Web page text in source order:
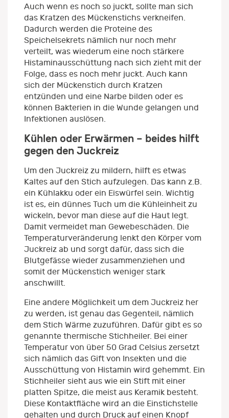
Auch wenn es noch so juckt, sollte man sich
das Kratzen des Mückenstichs verkneifen.
Dadurch werden die Proteine des
Speichelsekrets nämlich nur noch mehr
verteilt, was wiederum eine noch stärkere
Histaminausschüttung nach sich zieht mit der
Folge, dass es noch mehr juckt. Auch kann
sich der Mückenstich durch Kratzen
entzünden und eine Narbe bilden oder es
können Bakterien in die Wunde gelangen und
Infektionen auslösen.
Kühlen oder Erwärmen – beides hilft
gegen den Juckreiz
Um den Juckreiz zu mildern, hilft es etwas
Kaltes auf den Stich aufzulegen. Das kann z.B.
ein Kühlakku oder ein Eiswürfel sein. Wichtig
ist es, ein dünnes Tuch um die Kühleinheit zu
wickeln, bevor man diese auf die Haut legt.
Damit vermeidet man Gewebeschäden. Die
Temperaturveränderung lenkt den Körper vom
Juckreiz ab und sorgt dafür, dass sich die
Blutgefässe wieder zusammenziehen und
somit der Mückenstich weniger stark
anschwillt.
Eine andere Möglichkeit um dem Juckreiz her
zu werden, ist genau das Gegenteil, nämlich
dem Stich Wärme zuzuführen. Dafür gibt es so
genannte thermische Stichheiler. Bei einer
Temperatur von über 50 Grad Celsius zersetzt
sich nämlich das Gift von Insekten und die
Ausschüttung von Histamin wird gehemmt. Ein
Stichheiler sieht aus wie ein Stift mit einer
platten Spitze, die meist aus Keramik besteht.
Diese Kontaktfläche wird an die Einstichstelle
gehalten und durch Druck auf einen Knopf